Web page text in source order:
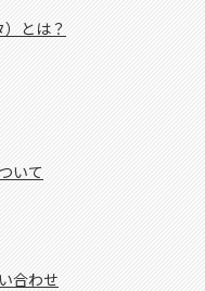
とは？
いて
合わせ